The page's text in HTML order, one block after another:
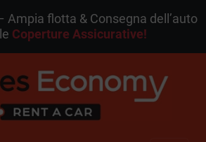
Ampia flotta & Consegna dell’auto
Coperture Assicurative!